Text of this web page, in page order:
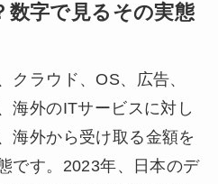
数字で見るその実態
クラウド、OS、広告、
海外のITサービスに対し
海外から受け取る金額を
です。2023年、日本のデ